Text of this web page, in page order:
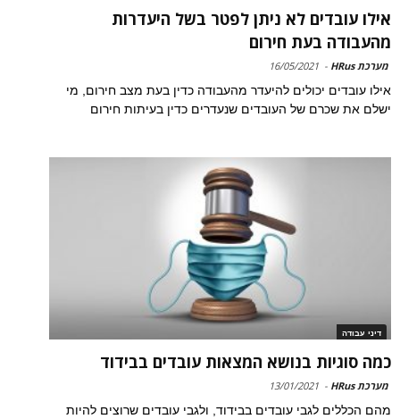
אילו עובדים לא ניתן לפטר בשל היעדרות
מהעבודה בעת חירום
מערכת HRus -
16/05/2021
אילו עובדים יכולים להיעדר מהעבודה כדין בעת מצב חירום, מי
ישלם את שכרם של העובדים שנעדרים כדין בעיתות חירום
דיני עבודה
כמה סוגיות בנושא המצאות עובדים בבידוד
מערכת HRus -
13/01/2021
מהם הכללים לגבי עובדים בבידוד, ולגבי עובדים שרוצים להיות